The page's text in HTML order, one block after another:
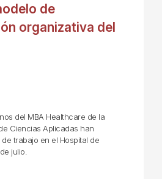
de
organizativa del
del MBA Healthcare de la
Ciencias Aplicadas han
trabajo en el Hospital de
julio.